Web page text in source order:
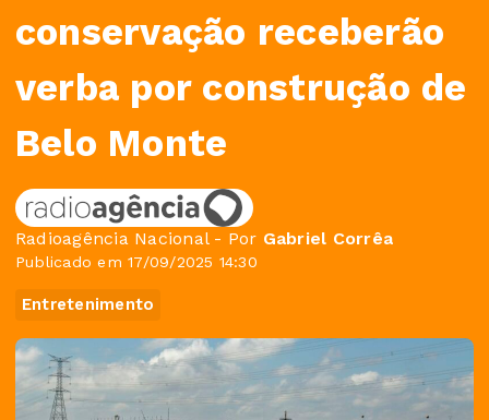
conservação receberão
verba por construção de
Belo Monte
Radioagência Nacional - Por Gabriel Corrêa
Publicado em 17/09/2025 14:30
Entretenimento